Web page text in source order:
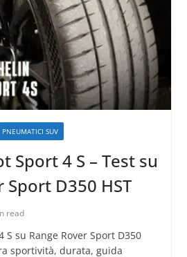
PNEUMATICI SUV
Sport 4 S – Test su
Sport D350 HST
read
su Range Rover Sport D350
sportività, durata, guida